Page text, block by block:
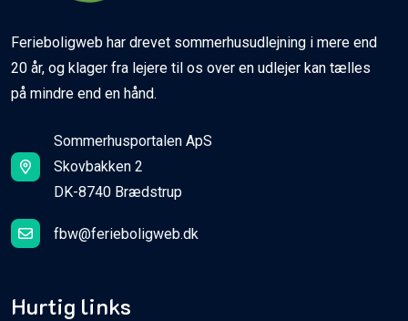
Ferieboligweb har drevet sommerhusudlejning i mere end
20 år, og klager fra lejere til os over en udlejer kan tælles
på mindre end en hånd.
Sommerhusportalen ApS
Skovbakken 2
DK-8740 Brædstrup
fbw@ferieboligweb.dk
Hurtig links